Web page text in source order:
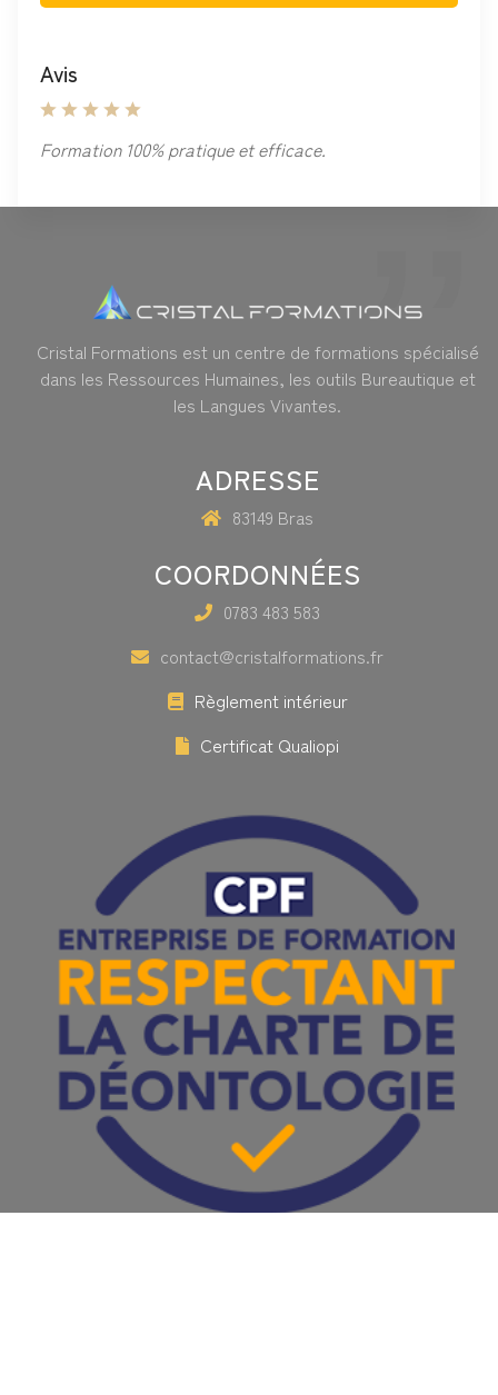
Avis
Formation 100% pratique et efficace.
Cristal Formations est un centre de formations spécialisé
dans les Ressources Humaines, les outils Bureautique et
les Langues Vivantes.
ADRESSE
83149 Bras
COORDONNÉES
0783 483 583
contact@cristalformations.fr
Règlement intérieur
Certificat Qualiopi